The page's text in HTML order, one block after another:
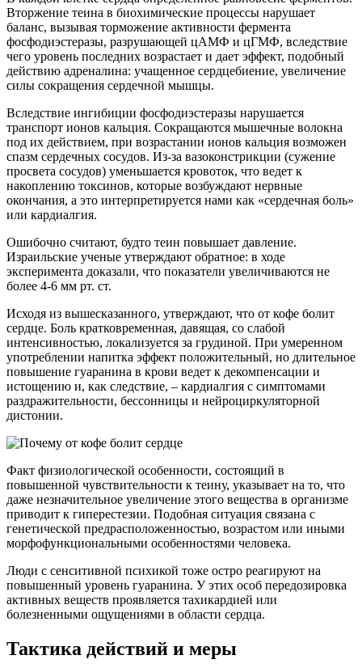
Вторжение теина в биохимические процессы нарушает
баланс, вызывая торможение активности фермента
фосфодиэстеразы, разрушающей цАМФ и цГМФ, вследствие
чего уровень последних возрастает и дает эффект, подобный
действию адреналина: учащенное сердцебиение, увеличение
силы сокращения сердечной мышцы.
Вследствие ингибиции фосфодиэстеразы нарушается
транспорт ионов кальция. Сокращаются мышечные волокна
под их действием, при возрастании ионов кальция возможен
спазм сердечных сосудов. Из-за вазоконстрикции (сужение
просвета сосудов) уменьшается кровоток, что ведет к
накоплению токсинов, которые возбуждают нервные
окончания, а это интерпретируется нами как «сердечная боль»
или кардиалгия.
Ошибочно считают, будто теин повышает давление.
Израильские ученые утверждают обратное: в ходе
эксперимента доказали, что показатели увеличиваются не
более 4-6 мм рт. ст.
Исходя из вышесказанного, утверждают, что от кофе болит
сердце. Боль кратковременная, давящая, со слабой
интенсивностью, локализуется за грудиной. При умеренном
употреблении напитка эффект положительный, но длительное
повышение гуаранина в крови ведет к декомпенсации и
истощению и, как следствие, – кардиалгия с симптомами
раздражительности, бессонницы и нейроциркуляторной
дистонии.
Факт физиологической особенности, состоящий в
повышенной чувствительности к теину, указывает на то, что
даже незначительное увеличение этого вещества в организме
приводит к гиперестезии. Подобная ситуация связана с
генетической предрасположенностью, возрастом или иными
морфофункциональными особенностями человека.
Люди с сенситивной психикой тоже остро реагируют на
повышенный уровень гуаранина. У этих особ передозировка
активных веществ проявляется тахикардией или
болезненными ощущениями в области сердца.
Тактика действий и меры